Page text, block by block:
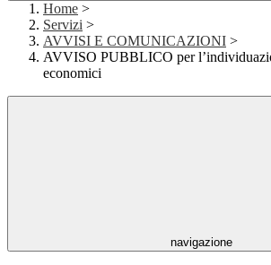
Home >
Servizi >
AVVISI E COMUNICAZIONI >
AVVISO PUBBLICO per
economici
navigazione